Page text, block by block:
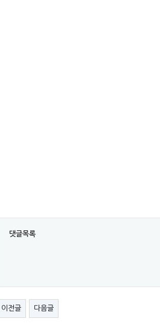
댓글목록
이전글 다음글